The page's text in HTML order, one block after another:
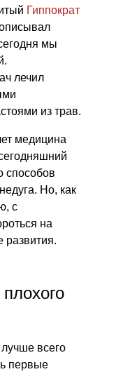
Гиппократ
мы
лечил
из трав.
медицина
способов
Но, как
с
на
развития.
всего
первые